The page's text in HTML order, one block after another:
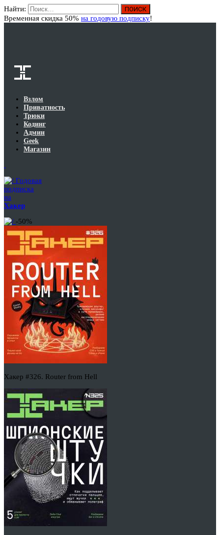
Найти:
Временная скидка 50% на годовую подписку!
Взлом
Приватность
Трюки
Кодинг
Админ
Geek
Магазин
Годовая
подписка
на
Хакер
-50%
Хакер #326. Router from Hell